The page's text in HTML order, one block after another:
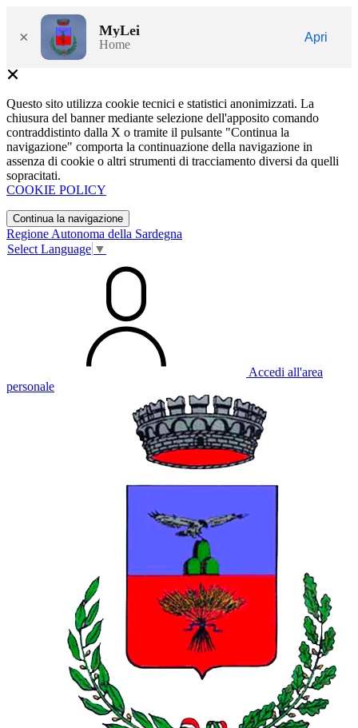
× MyLei
Home
Apri
Questo sito utilizza cookie tecnici e statistici anonimizzati. La
chiusura del banner mediante selezione dell'apposito comando
contraddistinto dalla X o tramite il pulsante "Continua la
navigazione" comporta la continuazione della navigazione in
assenza di cookie o altri strumenti di tracciamento diversi da quelli
sopracitati.
COOKIE POLICY
Continua la navigazione
Regione Autonoma della Sardegna
Select Language ▼
Accedi all'area
personale